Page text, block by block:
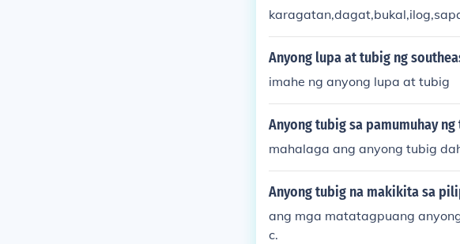
Anyong lupa at tubig ng
imahe ng anyong lupa at tubig
Anyong tubig sa pamumuhay ng
mahalaga ang anyong tubig
Anyong tubig na makikita sa
ang mga matatagpuang
c.